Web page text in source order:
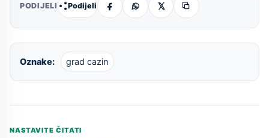
PODIJELI Podijeli
Oznake: grad cazin
NASTAVITE ČITATI